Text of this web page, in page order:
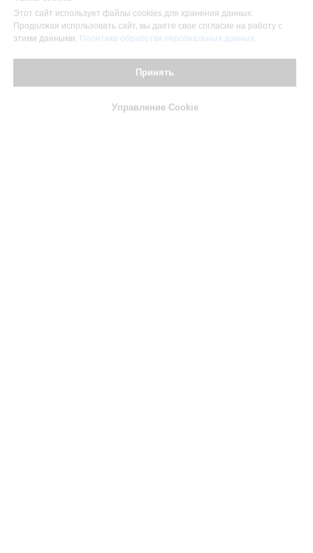
Этот сайт использует файлы cookies для хранения данных.
Продолжая использовать сайт, вы даете свое согласие на работу с
этими данными. Политика обработки персональных данных.
Принять
Управление Cookie